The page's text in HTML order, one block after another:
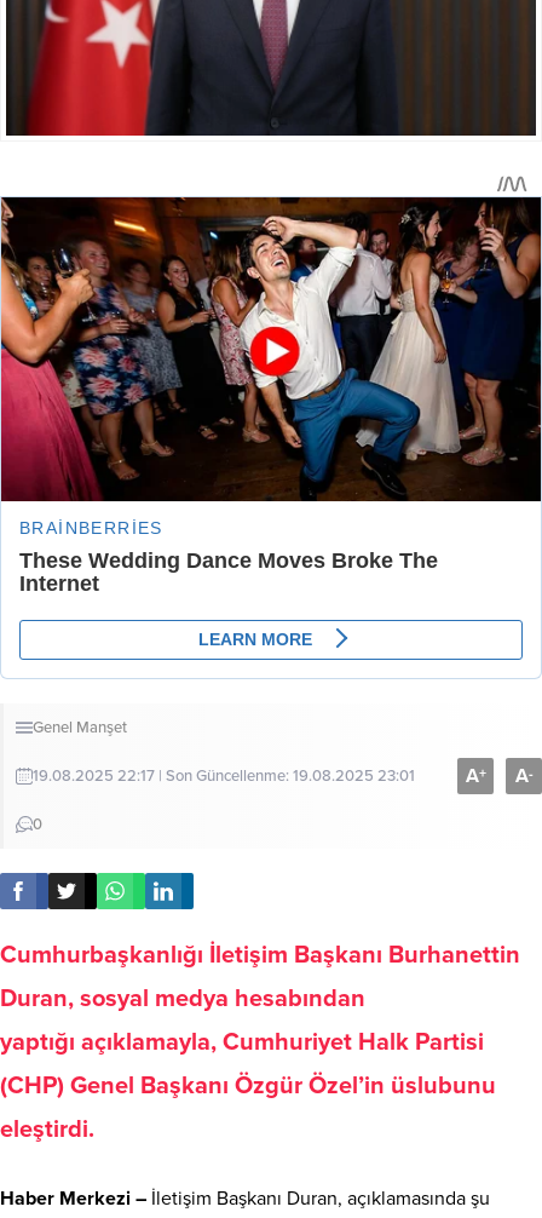
Genel Manşet
19.08.2025 22:17 | Son Güncellenme: 19.08.2025 23:01
0
A+ A-
Cumhurbaşkanlığı İletişim Başkanı Burhanettin
Duran, sosyal medya hesabından
yaptığı açıklamayla, Cumhuriyet Halk Partisi
(CHP) Genel Başkanı Özgür Özel’in üslubunu
eleştirdi.
Haber Merkezi – İletişim Başkanı Duran, açıklamasında şu